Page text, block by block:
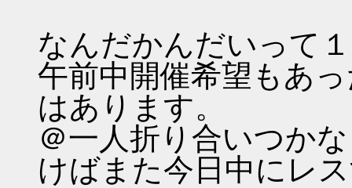
なんだかんだいって
午前中開催希望もあ
はあります。
＠一人折り合いつか
けばまた今日中にレ